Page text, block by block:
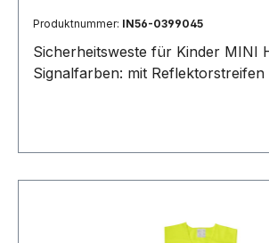
Produktnummer: IN56-0399045
Sicherheitsweste für Kinder MINI
Signalfarben: mit Reflektorstreifen